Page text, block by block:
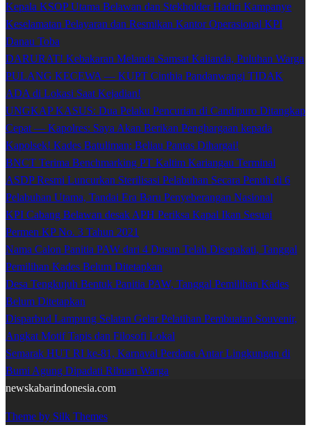
Kepala KSOP Utama Belawan dan Stekholder Hadiri Kampanye
Keselamatan Pelayaran dan Resmikan Kantor Operasional KPI
Danau Toba
DARURAT! Kebakaran Melanda Samsat Kalianda, Puluhan Warga
PULANG KECEWA — KUPT Cinthia Pandanwangi TIDAK
ADA di Lokasi Saat Kejadian!
UNGKAP KASUS: Dua Pelaku Pencurian di Candipuro Ditangkap
Cepat — Kapolres: Saya Akan Berikan Penghargaan kepada
Kapolsek! Kades Batuliman: Beliau Pantas Dihargai!
BNCT Terima Benchmarking PT Kaltim Kariangau Terminal
ASDP Resmi Luncurkan Sterilisasi Pelabuhan Secara Penuh di 6
Pelabuhan Utama, Tandai Era Baru Penyeberangan Nasional
KPI Cabang Belawan desak APH Periksa Kapal Ikan Sesuai
Permen KP No. 3 Tahun 2021
Nama Calon Panitia PAW dari 4 Dusun Telah Disepakati, Tanggal
Pemilihan Kades Belum Ditetapkan
Desa Tengkujuh Bentuk Panitia PAW, Tanggal Pemilihan Kades
Belum Ditetapkan
Disparbud Lampung Selatan Gelar Pelatihan Pembuatan Souvenir,
Angkat Motif Tapis dan Filosofi Lokal
Semarak HUT RI ke-81, Karnaval Perdana Antar Lingkungan di
Bumi Agung Dipadati Ribuan Warga
newskabarindonesia.com
Theme by Silk Themes